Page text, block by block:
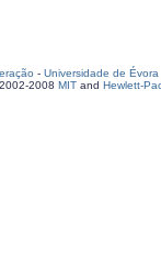
- Universidade de Évora
2008 MIT and Hewlett-